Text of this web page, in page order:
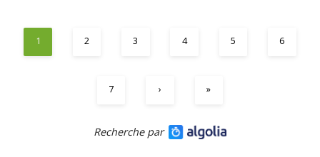
1 2 3 4 5 6
7 › »
Recherche par